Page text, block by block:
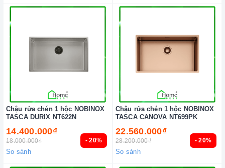
- 20%
Chậu rửa chén 1 hộc NOBINOX
TASCA DURIX NT622N
14.400.000₫
18.000.000₫
So sánh
- 20%
Chậu rửa chén 1 hộc NOBINOX
TASCA CANOVA NT699PK
22.560.000₫
28.200.000₫
So sánh